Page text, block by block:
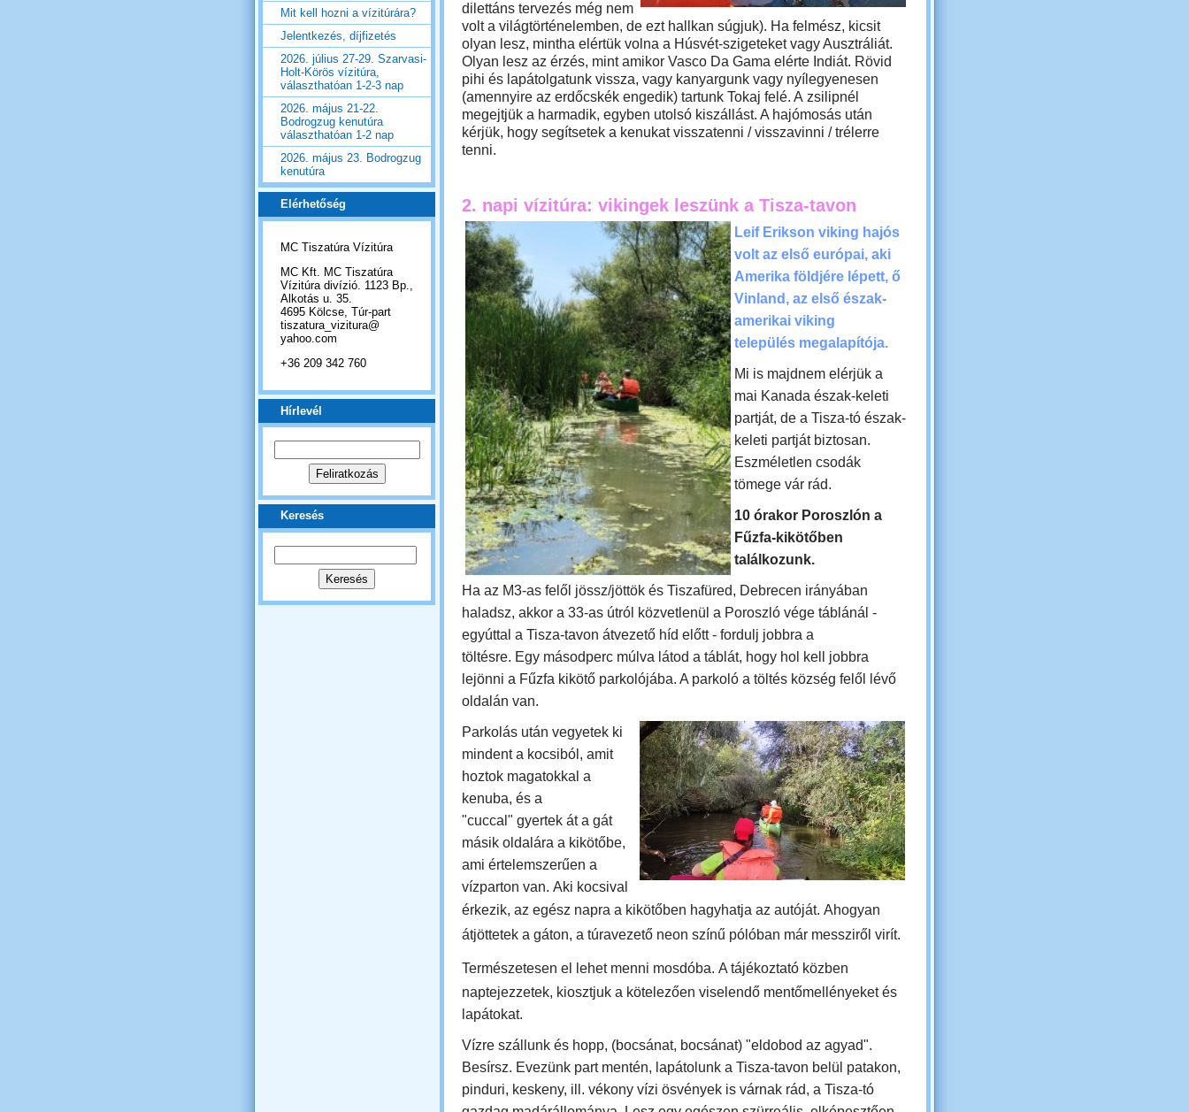
dilettáns tervezés még nem
volt a világtörténelemben, de ezt hallkan súgjuk). Ha felmész, kicsit
olyan lesz, mintha elértük volna a Húsvét-szigeteket vagy Ausztráliát.
Olyan lesz az érzés, mint amikor Vasco Da Gama elérte Indiát. Rövid
pihi és lapátolgatunk vissza, vagy kanyargunk vagy nyílegyenesen
(amennyire az erdőcskék engedik) tartunk Tokaj felé. A zsilipnél
megejtjük a harmadik, egyben utolsó kiszállást. A hajómosás után
kérjük, hogy segítsetek a kenukat visszatenni / visszavinni / trélerre
tenni.
2. napi vízitúra: vikingek leszünk a Tisza-tavon
Leif Erikson viking hajós
volt az első európai, aki
Amerika földjére lépett, ő
Vinland, az első észak-
amerikai viking
település megalapítója.
Mi is majdnem elérjük a
mai Kanada észak-keleti
partját, de a Tisza-tó észak-
keleti partját biztosan.
Eszméletlen csodák
tömege vár rád.
10 órakor Poroszlón a
Fűzfa-kikötőben
találkozunk.
Ha az M3-as felől jössz/jöttök és Tiszafüred, Debrecen irányában
haladsz, akkor a 33-as útról közvetlenül a Poroszló vége táblánál -
egyúttal a Tisza-tavon átvezető híd előtt - fordulj jobbra a
töltésre. Egy másodperc múlva látod a táblát, hogy hol kell jobbra
lejönni a Fűzfa kikötő parkolójába. A parkoló a töltés község felől lévő
oldalán van.
Parkolás után vegyetek ki
mindent a kocsiból, amit
hoztok magatokkal a
kenuba, és a
"cuccal" gyertek át a gát
másik oldalára a kikötőbe,
ami értelemszerűen a
vízparton van. Aki kocsival
érkezik, az egész napra a kikötőben hagyhatja az autóját. Ahogyan
átjöttetek a gáton, a túravezető neon színű pólóban már messziről virít.
Természetesen el lehet menni mosdóba. A tájékoztató közben
naptejezzetek, kiosztjuk a kötelezően viselendő mentőmellényeket és
lapátokat.
Vízre szállunk és hopp, (bocsánat, bocsánat) "eldobod az agyad".
Besírsz. Evezünk part mentén, lapátolunk a Tisza-tavon belül patakon,
pinduri, keskeny, ill. vékony vízi ösvények is várnak rád, a Tisza-tó
Mit kell hozni a vízitúrára?
Jelentkezés, díjfizetés
2026. július 27-29. Szarvasi-
Holt-Körös vízitúra,
választhatóan 1-2-3 nap
2026. május 21-22.
Bodrogzug kenutúra
választhatóan 1-2 nap
2026. május 23. Bodrogzug
kenutúra
Elérhetőség
MC Tiszatúra Vízitúra
MC Kft. MC Tiszatúra
Vízitúra divízió. 1123 Bp.,
Alkotás u. 35.
4695 Kölcse, Túr-part
tiszatura_vizitura@
yahoo.com
+36 209 342 760
Hírlevél
Keresés